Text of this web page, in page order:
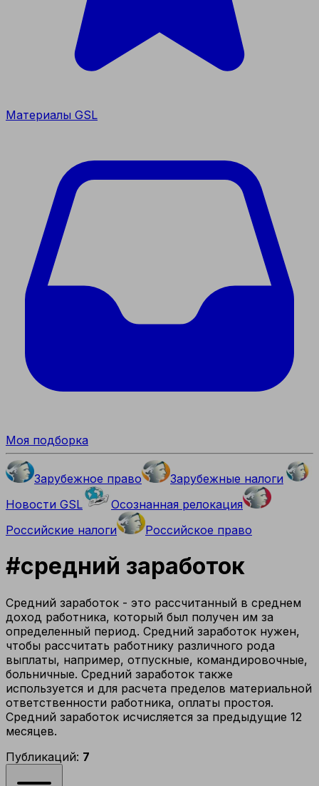
Материалы GSL
Моя подборка
Зарубежное право
Зарубежные налоги
Новости GSL
Осознанная релокация
Российские налоги
Российское право
#средний заработок
Средний заработок - это рассчитанный в среднем
доход работника, который был получен им за
определенный период. Средний заработок нужен,
чтобы рассчитать работнику различного рода
выплаты, например, отпускные, командировочные,
больничные. Средний заработок также
используется и для расчета пределов материальной
ответственности работника, оплаты простоя.
Средний заработок исчисляется за предыдущие 12
месяцев.
Публикаций: 7